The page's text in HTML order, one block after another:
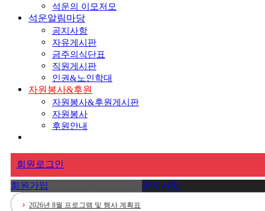
석운의 이모저모
석운알림마당
공지사항
자유게시판
금주의식단표
직원게시판
인권&노인학대
자원봉사&후원
자원봉사&후원게시판
자원봉사
후원안내
회원로그인
회원가입 공지사항
chevron_right 2026년 8월 프로그램 및 행사 계획표